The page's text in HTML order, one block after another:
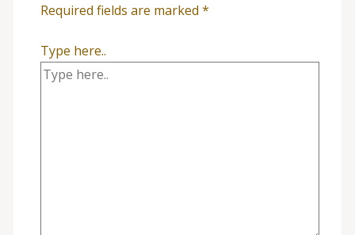
Required fields are marked *
Type here..